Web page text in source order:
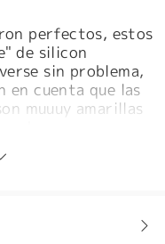
perfectos, estos
de silicon
sin problema,
en cuenta que las
muuuy amarillas